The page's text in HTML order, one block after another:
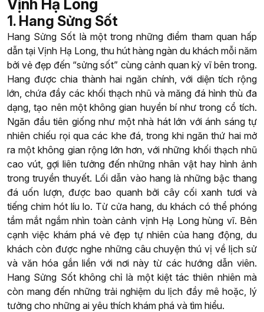
Vịnh Hạ Long
1. Hang Sửng Sốt
Hang Sửng Sốt là một trong những điểm tham quan hấp
dẫn tại Vịnh Hạ Long, thu hút hàng ngàn du khách mỗi năm
bởi vẻ đẹp đến “sửng sốt” cùng cảnh quan kỳ vĩ bên trong.
Hang được chia thành hai ngăn chính, với diện tích rộng
lớn, chứa đầy các khối thạch nhũ và măng đá hình thù đa
dạng, tạo nên một không gian huyền bí như trong cổ tích.
Ngăn đầu tiên giống như một nhà hát lớn với ánh sáng tự
nhiên chiếu rọi qua các khe đá, trong khi ngăn thứ hai mở
ra một không gian rộng lớn hơn, với những khối thạch nhũ
cao vút, gợi liên tưởng đến những nhân vật hay hình ảnh
trong truyền thuyết. Lối dẫn vào hang là những bậc thang
đá uốn lượn, được bao quanh bởi cây cối xanh tươi và
tiếng chim hót líu lo. Từ cửa hang, du khách có thể phóng
tầm mắt ngắm nhìn toàn cảnh vịnh Hạ Long hùng vĩ. Bên
cạnh việc khám phá vẻ đẹp tự nhiên của hang động, du
khách còn được nghe những câu chuyện thú vị về lịch sử
và văn hóa gắn liền với nơi này từ các hướng dẫn viên.
Hang Sửng Sốt không chỉ là một kiệt tác thiên nhiên mà
còn mang đến những trải nghiệm du lịch đầy mê hoặc, lý
tưởng cho những ai yêu thích khám phá và tìm hiểu.